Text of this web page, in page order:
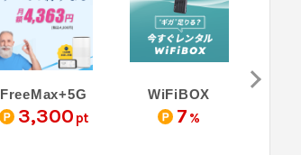
FreeMax+5G
3,300 pt
WiFiBOX
7 %